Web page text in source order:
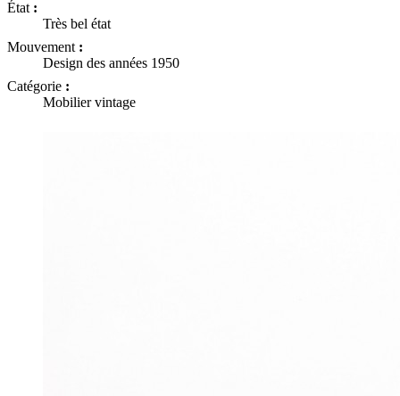
État :
Très bel état
Mouvement :
Design des années 1950
Catégorie :
Mobilier vintage